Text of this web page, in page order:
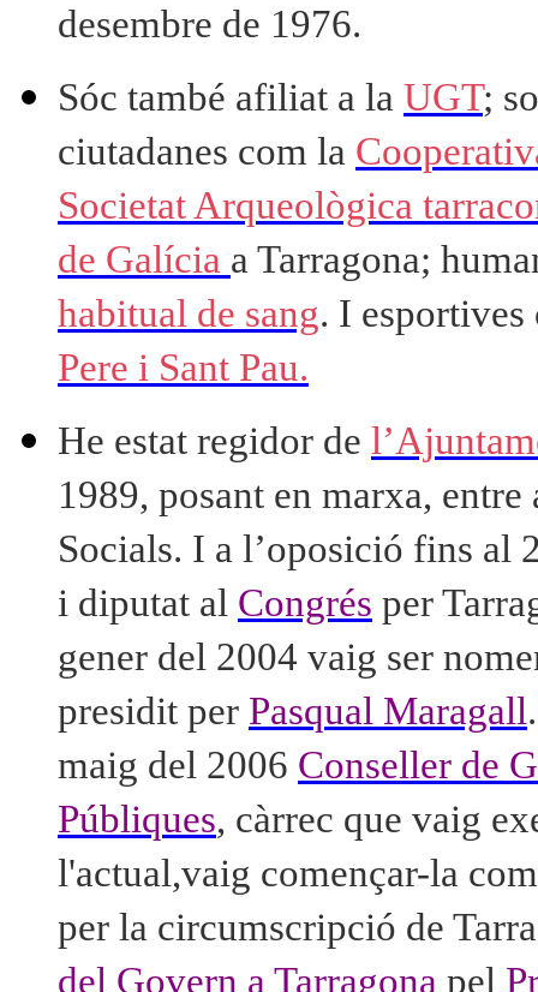
desembre de 1976.
Sóc també afiliat a la UGT;
ciutadanes com la
Societat Arqueològica
de Galícia a Tarragona;
habitual de sang. I
Pere i Sant Pau.
He estat regidor de
1989, posant en marxa,
Socials. I a l’oposició fins al
i diputat al Congrés per
gener del 2004 vaig ser
presidit per Pasqual Maragall
maig del 2006 Conseller de
Públiques, càrrec que vaig
l'actual,vaig començar-la
per la circumscripció de
del Govern a Tarragona pel